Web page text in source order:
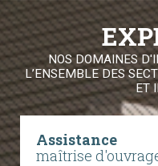
NOS DOMAINES
L’ENSEMBLE DES
ET
Assistance
maîtrise